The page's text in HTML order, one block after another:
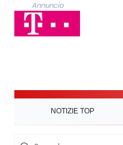
Annuncio
NOTIZIE TOP